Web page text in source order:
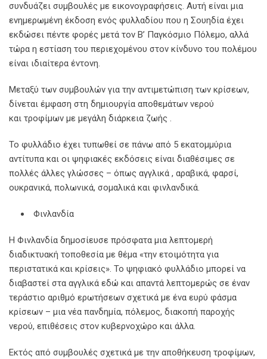
συνδυάζει συμβουλές με εικονογραφήσεις. Αυτή είναι μια
ενημερωμένη έκδοση ενός φυλλαδίου που η Σουηδία έχει
εκδώσει πέντε φορές μετά τον Β’ Παγκόσμιο Πόλεμο, αλλά
τώρα η εστίαση του περιεχομένου στον κίνδυνο του πολέμου
είναι ιδιαίτερα έντονη.
Μεταξύ των συμβουλών για την αντιμετώπιση των κρίσεων,
δίνεται έμφαση στη δημιουργία αποθεμάτων νερού
και τροφίμων με μεγάλη διάρκεια ζωής .
Το φυλλάδιο έχει τυπωθεί σε πάνω από 5 εκατομμύρια
αντίτυπα και οι ψηφιακές εκδόσεις είναι διαθέσιμες σε
πολλές άλλες γλώσσες – όπως αγγλικά , αραβικά, φαρσί,
ουκρανικά, πολωνικά, σομαλικά και φινλανδικά.
Φινλανδία
Η Φινλανδία δημοσίευσε πρόσφατα μια λεπτομερή
διαδικτυακή τοποθεσία με θέμα «την ετοιμότητα για
περιστατικά και κρίσεις». Το ψηφιακό φυλλάδιο μπορεί να
διαβαστεί στα αγγλικά εδώ και απαντά λεπτομερώς σε έναν
τεράστιο αριθμό ερωτήσεων σχετικά με ένα ευρύ φάσμα
κρίσεων – μια νέα πανδημία, πόλεμος, διακοπή παροχής
νερού, επιθέσεις στον κυβερνοχώρο και άλλα.
Εκτός από συμβουλές σχετικά με την αποθήκευση τροφίμων,